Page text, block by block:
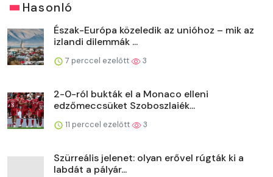
Hasonló
Észak-Európa közeledik az unióhoz – mik az
izlandi dilemmák ...
7 perccel ezelőtt 3
2-0-ról bukták el a Monaco elleni
edzőmeccsüket Szoboszlaiék...
11 perccel ezelőtt 3
Szürreális jelenet: olyan erővel rúgták ki a
labdát a pályár...